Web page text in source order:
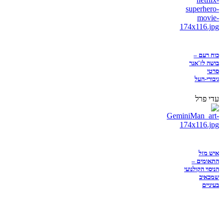
כוח רעם –
בושה לז'אנר
סרטי
גיבורי-העל
עדי פרל
איש מזל
התאומים –
הניסוי הקולנועי
שמכאיב
בעיניים